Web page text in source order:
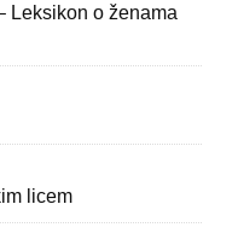
Leksikon o ženama
licem